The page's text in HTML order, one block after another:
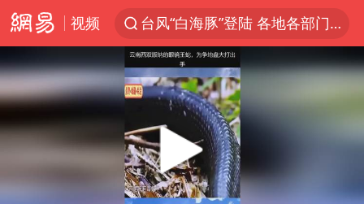
视频
台风“白海豚”登陆 各地各部门全力应对
路虎卫士110 HSE限时降价
上海鼓励居家办公
部分银行上调存款利率